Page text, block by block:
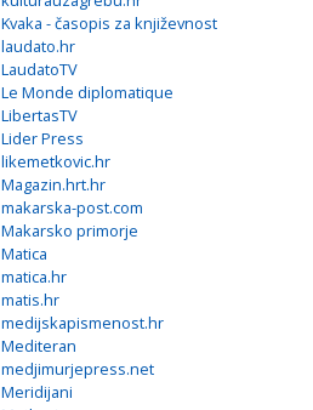
Kvaka - časopis za književnost
laudato.hr
LaudatoTV
Le Monde diplomatique
LibertasTV
Lider Press
likemetkovic.hr
Magazin.hrt.hr
makarska-post.com
Makarsko primorje
Matica
matica.hr
matis.hr
medijskapismenost.hr
Mediteran
medjimurjepress.net
Meridijani